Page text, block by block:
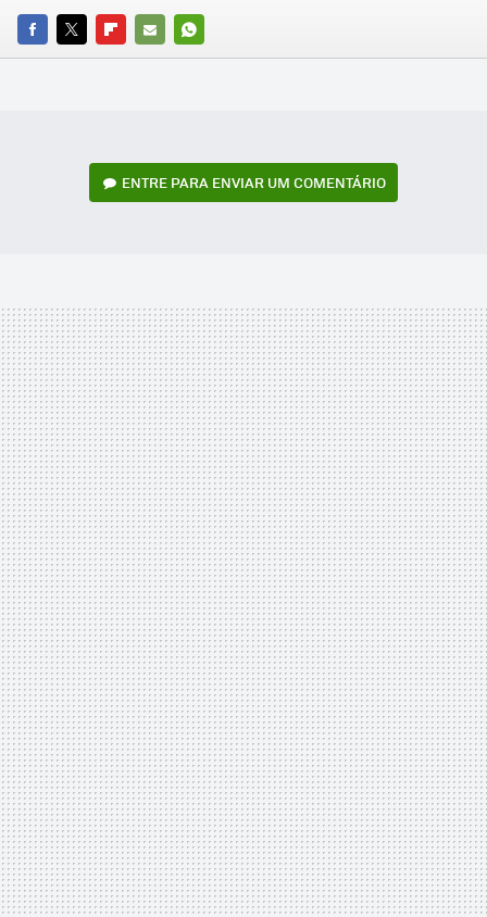
FACEBOOK
TWITTERFLIPBOARD
E-
WHATSAPP
ENTRE PARA ENVIAR UM COMENTÁRIO